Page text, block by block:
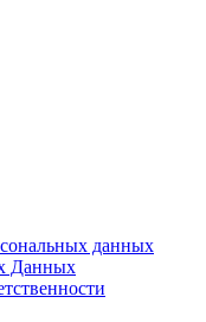
данных
Данных